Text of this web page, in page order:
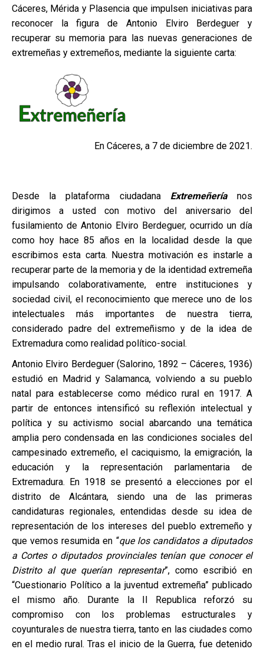
Cáceres, Mérida y Plasencia que impulsen iniciativas para
reconocer la figura de Antonio Elviro Berdeguer y
recuperar su memoria para las nuevas generaciones de
extremeñas y extremeños, mediante la siguiente carta:
En Cáceres, a 7 de diciembre de 2021.
Desde la plataforma ciudadana Extremeñeríanos
dirigimos a usted con motivo del aniversario del
fusilamiento de Antonio Elviro Berdeguer, ocurrido un día
como hoy hace 85 años en la localidad desde la que
escribimos esta carta. Nuestra motivación es instarle a
recuperar parte de la memoria y de la identidad extremeña
impulsando colaborativamente, entre instituciones y
sociedad civil, el reconocimiento que merece uno de los
intelectuales más importantes de nuestra tierra,
considerado padre del extremeñismo y de la idea de
Extremadura como realidad político-social.
Antonio Elviro Berdeguer (Salorino, 1892 – Cáceres, 1936)
estudió en Madrid y Salamanca, volviendo a su pueblo
natal para establecerse como médico rural en 1917. A
partir de entonces intensificó su reflexión intelectual y
política y su activismo social abarcando una temática
amplia pero condensada en las condiciones sociales del
campesinado extremeño, el caciquismo, la emigración, la
educación y la representación parlamentaria de
Extremadura. En 1918 se presentó a elecciones por el
distrito de Alcántara, siendo una de las primeras
candidaturas regionales, entendidas desde su idea de
representación de los intereses del pueblo extremeño y
que vemos resumida en “que los candidatos a diputados
a Cortes o diputados provinciales tenían que conocer el
Distrito al que querían representar”, como escribió en
“Cuestionario Político a la juventud extremeña” publicado
el mismo año. Durante la II Republica reforzó su
compromiso con los problemas estructurales y
coyunturales de nuestra tierra, tanto en las ciudades como
en el medio rural. Tras el inicio de la Guerra, fue detenido